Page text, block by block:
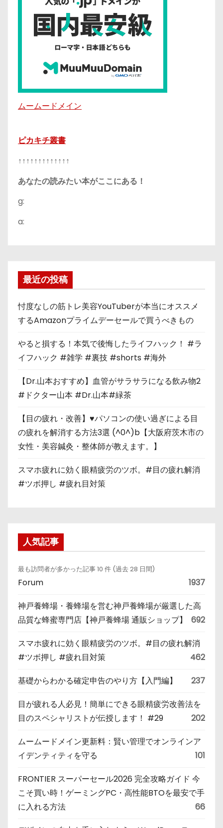
ムームードメイン
ピカキチ叢書
↑↑↑↑↑↑↑↑↑↑↑↑↑
あなたの読みたい本がここにある！
g:
a:
最近の投稿
忖度なしの筋トレ美容YouTuberが本当にオススメ
するAmazonプライムデーセールで買うべきもの
やると損する！本気で後悔したライフハック！ #ラ
イフハック #雑学 #裏技 #shorts #海外
【Dr.山本おすすめ】血管がサラサラになる飲み物2
#ドクター山本 #Dr.山本#緑茶
【目の疲れ・改善】♥パソコンの使い過ぎによる目
の疲れを解消する方法3選 (^0^)b【大阪府茨木市の
女性・美容鍼灸・整体師が教えます。】
スマホ疲れに効く眼精疲労のツボ。#目の疲れ解消
#ツボ押し #疲れ目対策
人気記事
最も訪問者が多かった記事 10 件 (過去 28 日間)
Forum 1937
神戸養蜂場・養蜂場を営む神戸養蜂場が厳選した高
品質な蜂蜜専門店【神戸養蜂場 通販ショップ】
692
スマホ疲れに効く眼精疲労のツボ。#目の疲れ解消
#ツボ押し #疲れ目対策
462
基礎からわかる確定申告のやり方【入門編】 237
目が疲れる人必見！簡単にできる眼精疲労改善法を
目のスペシャリストが伝授します！ #29
202
ムームードメイン更新料：賢い管理でオンラインア
イデンティティを守る
101
FRONTIER スーパーセール2026 完全攻略ガイド 今
こそ買い時！ゲーミングPC・高性能BTOを最安で手
に入れる方法
66